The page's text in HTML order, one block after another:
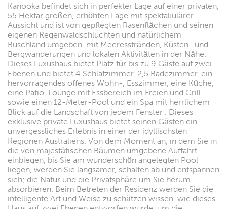
Kanooka befindet sich in perfekter Lage auf einer privaten,
55 Hektar großen, erhöhten Lage mit spektakulärer
Aussicht und ist von gepflegten Rasenflächen und seinen
eigenen Regenwaldschluchten und natürlichem
Buschland umgeben, mit Meeresstränden, Küsten- und
Bergwanderungen und lokalen Aktivitäten in der Nähe.
Dieses Luxushaus bietet Platz für bis zu 9 Gäste auf zwei
Ebenen und bietet 4 Schlafzimmer, 2,5 Badezimmer, ein
hervorragendes offenes Wohn-, Esszimmer, eine Küche,
eine Patio-Lounge mit Essbereich im Freien und Grill
sowie einen 12-Meter-Pool und ein Spa mit herrlichem
Blick auf die Landschaft von jedem Fenster . Dieses
exklusive private Luxushaus bietet seinen Gästen ein
unvergessliches Erlebnis in einer der idyllischsten
Regionen Australiens. Von dem Moment an, in dem Sie in
die von majestätischen Bäumen umgebene Auffahrt
einbiegen, bis Sie am wunderschön angelegten Pool
liegen, werden Sie langsamer, schalten ab und entspannen
sich; die Natur und die Privatsphäre um Sie herum
absorbieren. Beim Betreten der Residenz werden Sie die
intelligente Art und Weise zu schätzen wissen, wie dieses